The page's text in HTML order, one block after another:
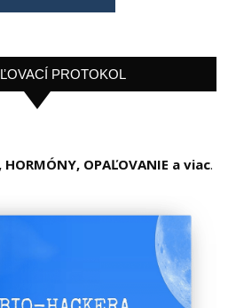
PROTOKOL
HORMÓNY, OPAĽOVANIE a viac.